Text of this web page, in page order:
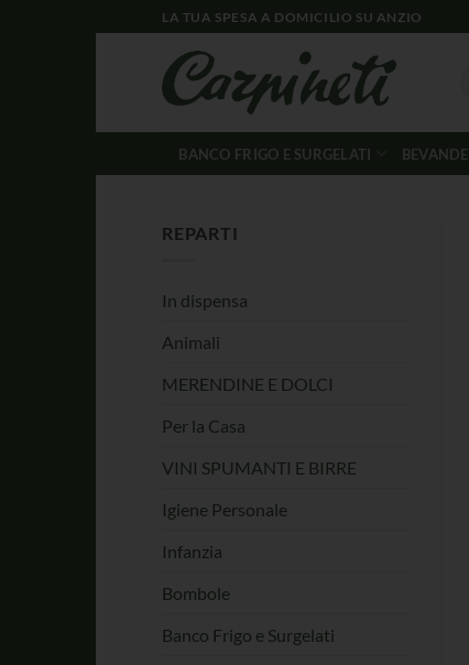
LA TUA SPESA A DOMICILIO SU ANZIO
BANCO FRIGO E SURGELATI BEVANDE
REPARTI
In dispensa
Animali
MERENDINE E DOLCI
Per la Casa
VINI SPUMANTI E BIRRE
Igiene Personale
Infanzia
Bombole
Banco Frigo e Surgelati